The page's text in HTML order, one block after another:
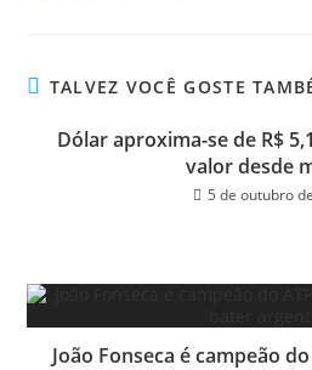
ok er
TALVEZ VOCÊ GOSTE
Dólar aproxima-se de R$
valor desde
5 de outubro
João Fonseca é campeão